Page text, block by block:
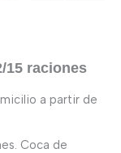
15 raciones
a partir de
Coca de